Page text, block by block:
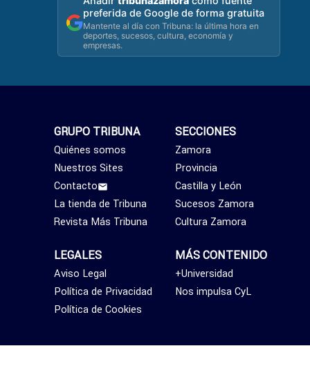
preferida de Google de forma gratuita
Mantente al día con Tribuna: la última hora en
deportes, sucesos, cultura, economía y
empresas.
SECCIONES
Zamora
Provincia
Castilla y León
Sucesos Zamora
Cultura Zamora
MÁS CONTENIDO
+Universidad
Nos impulsa CyL
GRUPO TRIBUNA
Quiénes somos
Nuestros Sites
Contacto
La tienda de Tribuna
Revista Más Tribuna
LEGALES
Aviso Legal
Política de Privacidad
Política de Cookies